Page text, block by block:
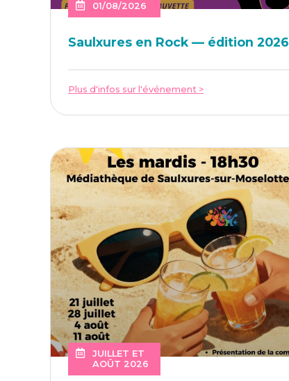
01/08/2026
Saulxures en Rock — édi­tion 2026
Plus d'infos sur l'événement >
JUILLET ET
AOÛT 2026